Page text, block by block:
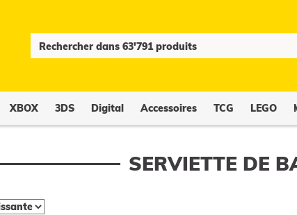
XBOX 3DS Digital Accessoires TCG LEGO
SERVIETTE DE